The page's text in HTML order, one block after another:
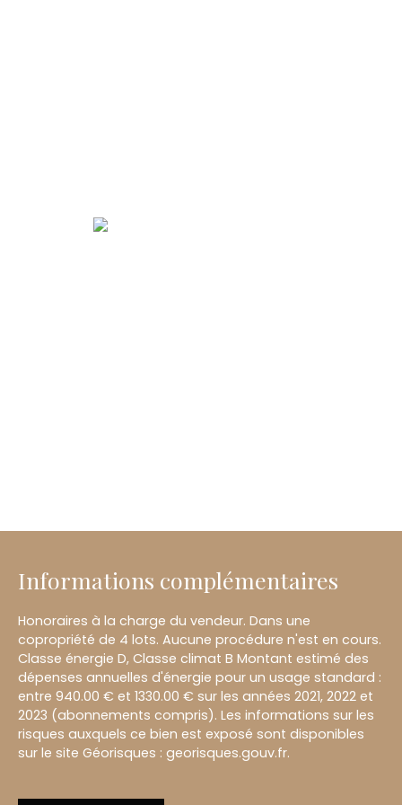
Informations complémentaires
Honoraires à la charge du vendeur. Dans une
copropriété de 4 lots. Aucune procédure n'est en cours.
Classe énergie D, Classe climat B Montant estimé des
dépenses annuelles d'énergie pour un usage standard :
entre 940.00 € et 1330.00 € sur les années 2021, 2022 et
2023 (abonnements compris). Les informations sur les
risques auxquels ce bien est exposé sont disponibles
sur le site Géorisques : georisques.gouv.fr.